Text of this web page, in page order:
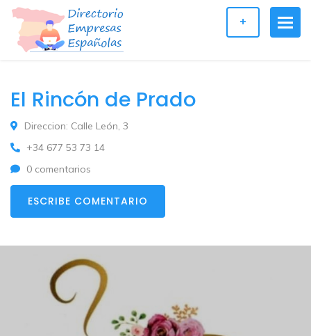
+
El Rincón de Prado
Direccion: Calle León, 3
+34 677 53 73 14
0 comentarios
ESCRIBE COMENTARIO